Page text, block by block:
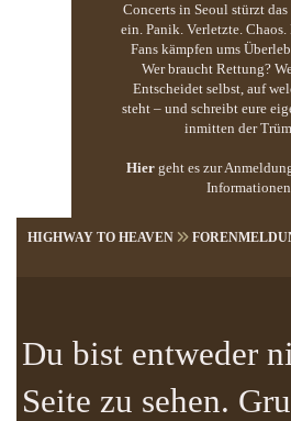
Concerts in Seoul stürzt
ein. Panik. Verletzte.
Fans kämpfen ums
Wer braucht Rettung?
Entscheidet selbst, auf
steht – und schreibt eure
inmitten der
Hier geht es zur
HIGHWAY TO HEAVEN
Du bist entweder
Seite zu sehen.